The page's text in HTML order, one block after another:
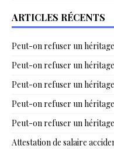
ARTICLES RÉCENTS
Peut-on refuser un
Peut-on refuser un
Peut-on refuser un
Peut-on refuser un
Peut-on refuser un
Attestation de salaire